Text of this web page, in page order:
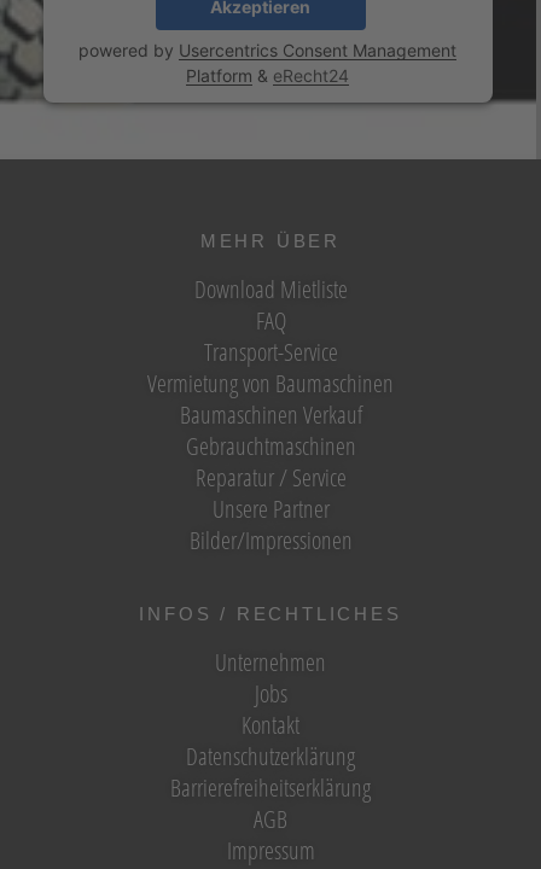
Akzeptieren
powered by Usercentrics Consent Management
Platform & eRecht24
MEHR ÜBER
Download Mietliste
FAQ
Transport-Service
Vermietung von Baumaschinen
Baumaschinen Verkauf
Gebrauchtmaschinen
Reparatur / Service
Unsere Partner
Bilder/Impressionen
INFOS / RECHTLICHES
Unternehmen
Jobs
Kontakt
Datenschutzerklärung
Barrierefreiheitserklärung
AGB
Impressum